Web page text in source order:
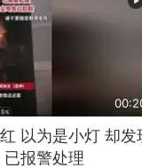
以为是小灯 却发
报警处理